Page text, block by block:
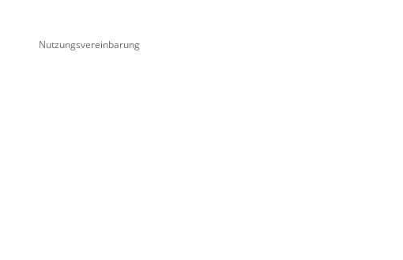
Nutzungsvereinbarung